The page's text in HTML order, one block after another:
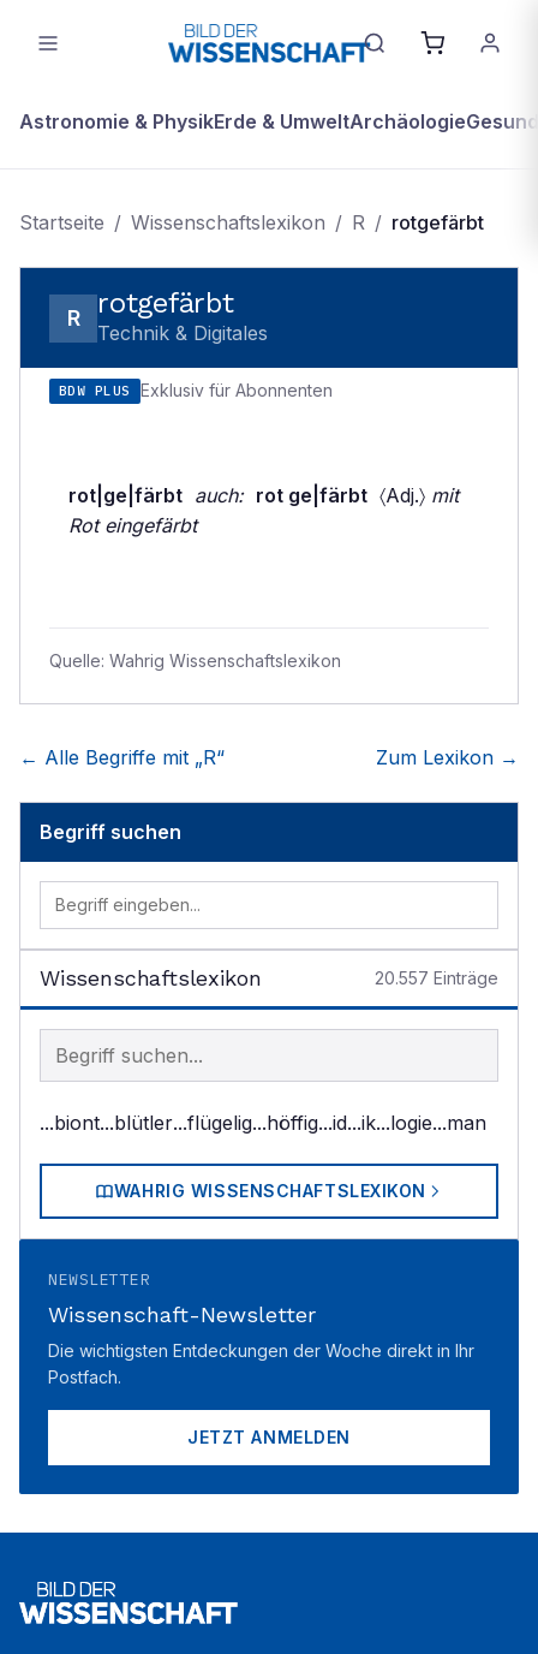
Astronomie & PhysikErde & UmweltArchäologie
Startseite / Wissenschaftslexikon / R / rotgefärbt
R rotgefärbt
Technik & Digitales
BDW PLUS Exklusiv für Abonnenten
rot|ge|färbt auch: rot ge|färbt 〈Adj.〉 mit
Rot eingefärbt
Quelle: Wahrig Wissenschaftslexikon
← Alle Begriffe mit „R“ Zum Lexikon →
Begriff suchen
Wissenschaftslexikon 20.557 Einträge
Begriff im Lexikon suchen
...biont...blütler...flügelig...höffig...id...ik...logie...man
WAHRIG WISSENSCHAFTSLEXIKON
NEWSLETTER
Wissenschaft-Newsletter
Die wichtigsten Entdeckungen der Woche direkt in Ihr
Postfach.
JETZT ANMELDEN